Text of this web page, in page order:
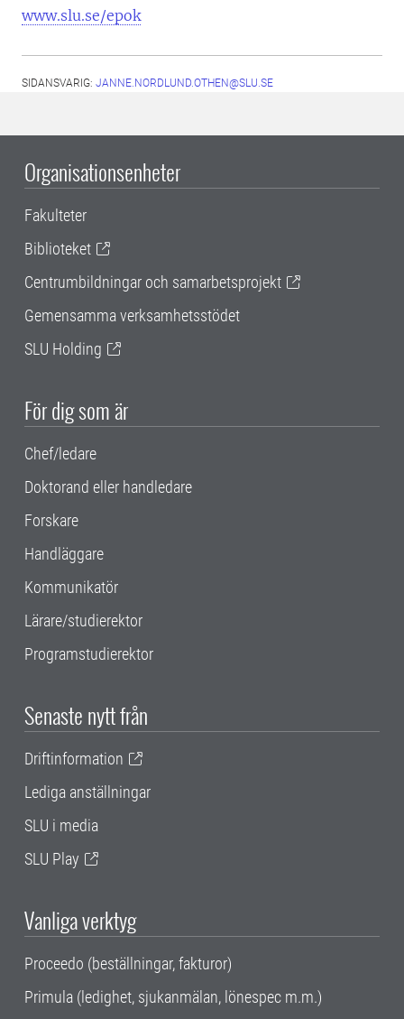
www.slu.se/epok
SIDANSVARIG: JANNE.NORDLUND.OTHEN@SLU.SE
Organisationsenheter
Fakulteter
Biblioteket
Centrumbildningar och samarbetsprojekt
Gemensamma verksamhetsstödet
SLU Holding
För dig som är
Chef/ledare
Doktorand eller handledare
Forskare
Handläggare
Kommunikatör
Lärare/studierektor
Programstudierektor
Senaste nytt från
Driftinformation
Lediga anställningar
SLU i media
SLU Play
Vanliga verktyg
Proceedo (beställningar, fakturor)
Primula (ledighet, sjukanmälan, lönespec m.m.)